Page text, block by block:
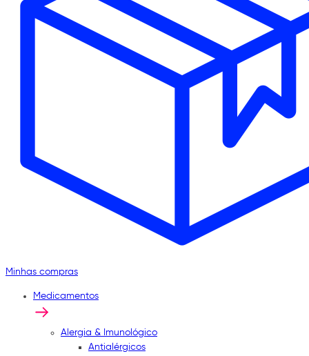
Minhas compras
Medicamentos
Alergia & Imunológico
Antialérgicos